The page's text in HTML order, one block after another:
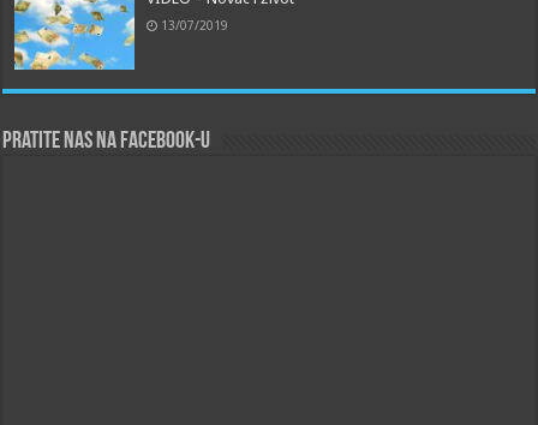
13/07/2019
Pratite nas na Facebook-u